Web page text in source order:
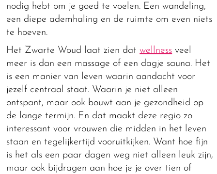
nodig hebt om je goed te voelen. Een wandeling,
een diepe ademhaling en de ruimte om even niets
te hoeven.
Het Zwarte Woud laat zien datwellness veel
meer is dan een massage of een dagje sauna. Het
is een manier van leven waarin aandacht voor
jezelf centraal staat. Waarin je niet alleen
ontspant, maar ook bouwt aan je gezondheid op
de lange termijn. En dat maakt deze regio zo
interessant voor vrouwen die midden in het leven
staan en tegelijkertijd vooruitkijken. Want hoe fijn
is het als een paar dagen weg niet alleen leuk zijn,
maar ook bijdragen aan hoe je je over tien of